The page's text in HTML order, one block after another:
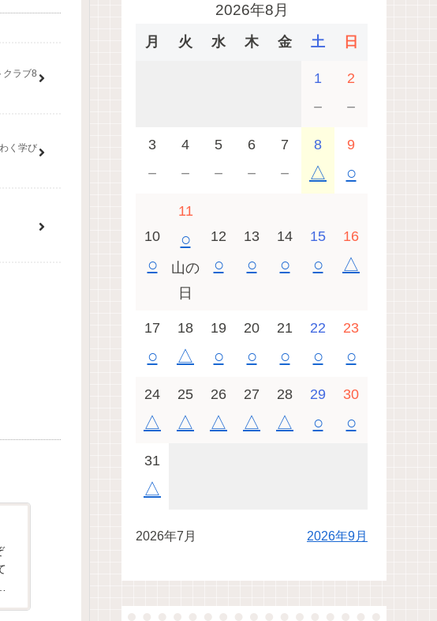
クラブ8
く学び
2026年8月
月 火 水 木 金 土 日
1
－
2
－
3
－
4
－
5
－
6
－
7
－
8
△
9
○
10
○
11
○
山の
日
12
○
13
○
14
○
15
○
16
△
17
○
18
△
19
○
20
○
21
○
22
○
23
○
24
△
25
△
26
△
27
△
28
△
29
○
30
○
31
△
2026年7月 2026年9月